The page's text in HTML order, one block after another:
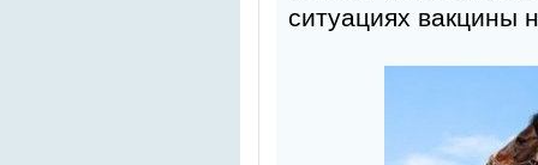
ситуациях вакцины